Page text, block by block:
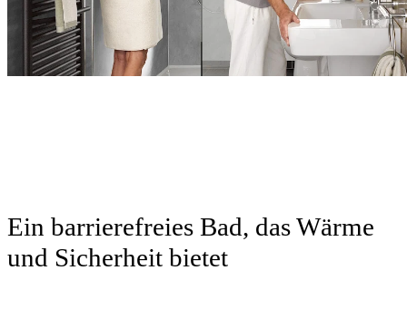
Ein barrierefreies Bad, das Wärme
und Sicherheit bietet